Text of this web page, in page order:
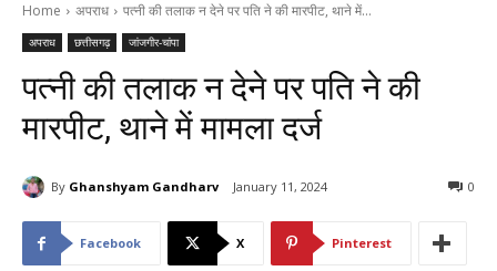
Home अपराध पत्नी की तलाक न देने पर पति ने की मारपीट, थाने में...
अपराध छत्तीसगढ़ जांजगीर-चांपा
पत्नी की तलाक न देने पर पति ने की
मारपीट, थाने में मामला दर्ज
By Ghanshyam Gandharv January 11, 2024 0
Facebook X Pinterest